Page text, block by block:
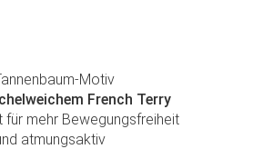
Motiv
French Terry
mehr Bewegungsfreiheit
atmungsaktiv